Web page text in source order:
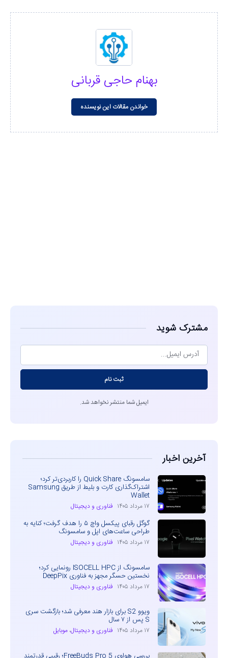
بهنام حاجی قربانی
خواندن مقالات این نویسنده
مشترک شوید
ثبت نام
ایمیل شما منتشر نخواهد شد.
آخرین اخبار
سامسونگ Quick Share را کاربردی‌تر کرد؛
اشتراک‌گذاری کارت و بلیط از طریق Samsung
Wallet
۱۷ مرداد ۱۴۰۵ فناوری و دیجیتال
گوگل رقبای پیکسل واچ ۵ را هدف گرفت؛ کنایه به
طراحی ساعت‌های اپل و سامسونگ
۱۷ مرداد ۱۴۰۵ فناوری و دیجیتال
سامسونگ از ISOCELL HPC رونمایی کرد؛
نخستین حسگر مجهز به فناوری DeepPix
۱۷ مرداد ۱۴۰۵ فناوری و دیجیتال
ویوو S2 برای بازار هند معرفی شد؛ بازگشت سری
S پس از ۷ سال
۱۷ مرداد ۱۴۰۵ فناوری و دیجیتال، موبایل